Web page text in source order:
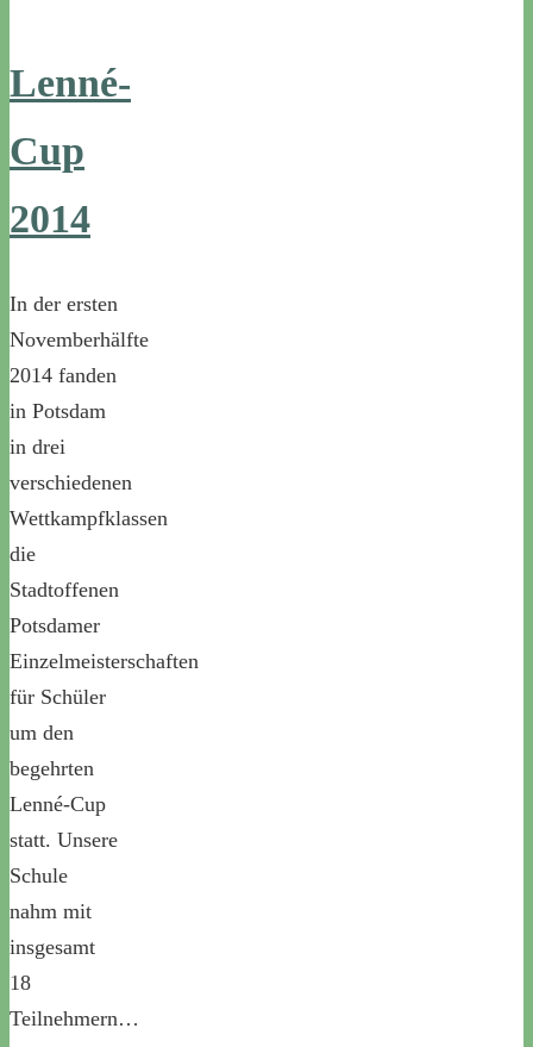
Lenné-
Cup
2014
In der ersten
Novemberhälfte
2014 fanden
in Potsdam
in drei
verschiedenen
Wettkampfklassen
die
Stadtoffenen
Potsdamer
Einzelmeisterschaften
für Schüler
um den
begehrten
Lenné-Cup
statt. Unsere
Schule
nahm mit
insgesamt
18
Teilnehmern…